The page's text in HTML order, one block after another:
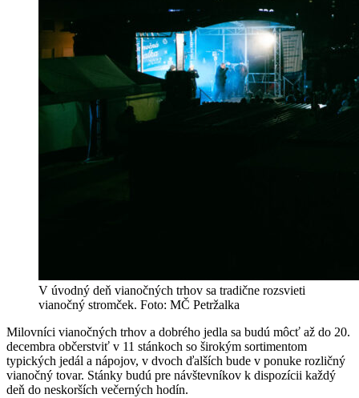
V úvodný deň vianočných trhov sa tradične rozsvieti
vianočný stromček. Foto: MČ Petržalka
Milovníci vianočných trhov a dobrého jedla sa budú môcť až do 20.
decembra občerstviť v 11 stánkoch so širokým sortimentom
typických jedál a nápojov, v dvoch ďalších bude v ponuke rozličný
vianočný tovar. Stánky budú pre návštevníkov k dispozícii každý
deň do neskorších večerných hodín.